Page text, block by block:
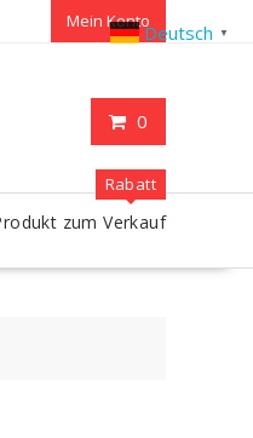
Mein Konto
0
Rabatt
zum Verkauf
Deutsch ▼